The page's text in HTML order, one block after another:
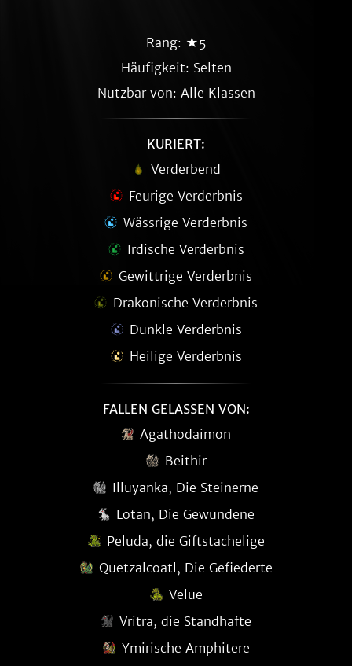
Rang: ★5
Häufigkeit: Selten
Nutzbar von: Alle Klassen
KURIERT:
Verderbend
Feurige Verderbnis
Wässrige Verderbnis
Irdische Verderbnis
Gewittrige Verderbnis
Drakonische Verderbnis
Dunkle Verderbnis
Heilige Verderbnis
FALLEN GELASSEN VON:
Agathodaimon
Beithir
Illuyanka, Die Steinerne
Lotan, Die Gewundene
Peluda, die Giftstachelige
Quetzalcoatl, Die Gefiederte
Velue
Vritra, die Standhafte
Ymirische Amphitere